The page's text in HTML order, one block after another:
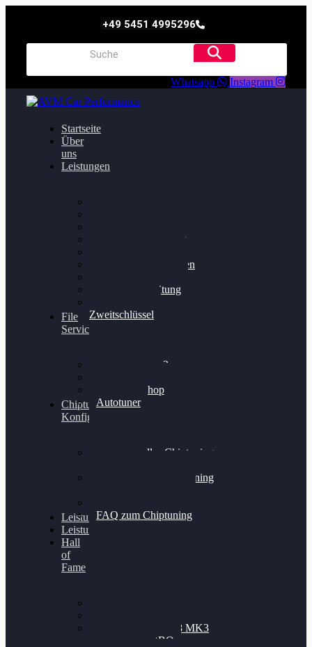
+49 5451 4995296
Whatsapp Instagram
Startseite
Über
uns
Leistungen
Getriebeoptimierung
Bremsscheiben planen
Felgenaufbereitung
Zweitschlüssel
File
Service
Alientech Kess3
Alientech Shop
Autotuner
Chiptuning
Konfigurator
Professionelles Chiptuning
Professionelles Chiptuning
FAQ zum Chiptuning
Leistungsmessung
Leistungsprüfstand
Hall
of
Fame
Nissan GT-R35 3.8 MK3
V6 TWINTURBO